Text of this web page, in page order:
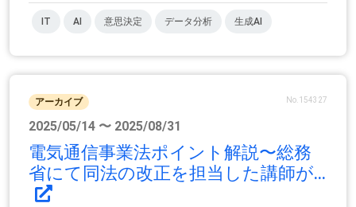
IT AI 意思決定 データ分析 生成AI
アーカイブ No.154327
2025/05/14 〜 2025/08/31
電気通信事業法ポイント解説〜総務
省にて同法の改正を担当した講師が...